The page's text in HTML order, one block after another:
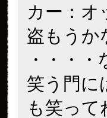
カー：オ
盗もうか
・・・
笑う門に
も笑って